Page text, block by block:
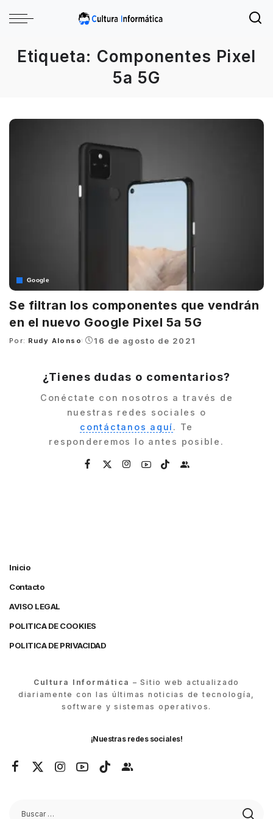
Etiqueta: Componentes Pixel
5a 5G
Google
Se filtran los componentes que vendrán
en el nuevo Google Pixel 5a 5G
Posted
Por: Rudy Alonso 16 de agosto de 2021
¿Tienes dudas o comentarios?
Conéctate con nosotros a través de
nuestras redes sociales o
contáctanos aquí. Te
responderemos lo antes posible.
Inicio
Contacto
AVISO LEGAL
POLITICA DE COOKIES
POLITICA DE PRIVACIDAD
Cultura Informática – Sitio web actualizado
diariamente con las últimas noticias de tecnología,
software y sistemas operativos.
¡Nuestras redes sociales!